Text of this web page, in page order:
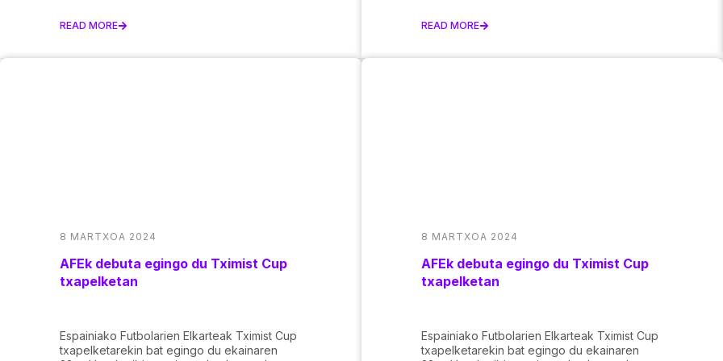
READ MORE READ MORE
8 MARTXOA 2024
AFEk debuta egingo du Tximist Cup
txapelketan
Espainiako Futbolarien Elkarteak Tximist Cup
txapelketarekin bat egingo du ekainaren
8 MARTXOA 2024
AFEk debuta egingo du Tximist Cup
txapelketan
Espainiako Futbolarien Elkarteak Tximist Cup
txapelketarekin bat egingo du ekainaren